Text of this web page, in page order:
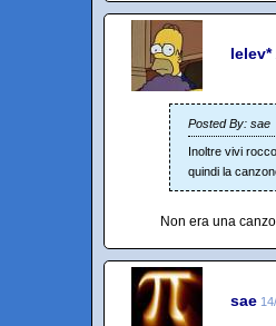
lelev*
Posted By: sae
Inoltre vivi
quindi la
Non era una
sae